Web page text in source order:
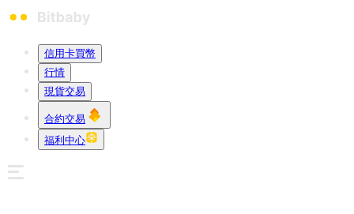
信用卡買幣
行情
現貨交易
合約交易
福利中心